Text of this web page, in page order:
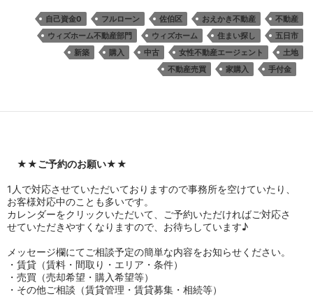
自己資金0 フルローン 佐伯区 おえかき不動産
不動産
ウィズホーム不動産部門
ウィズホーム 住まい探し
五日市
新築
購入 中古 女性不動産エージェント
土地
不動産売買
家購入 手付金
★★ご予約のお願い★★
1人で対応させていただいておりますので事務所を空けていたり、
お客様対応中のことも多いです。
カレンダーをクリックいただいて、ご予約いただければご対応さ
せていただきやすくなりますので、お待ちしています♪
メッセージ欄にてご相談予定の簡単な内容をお知らせください。
・賃貸（賃料・間取り・エリア・条件）
・売買（売却希望・購入希望等）
・その他ご相談（賃貸管理・賃貸募集・相続等）